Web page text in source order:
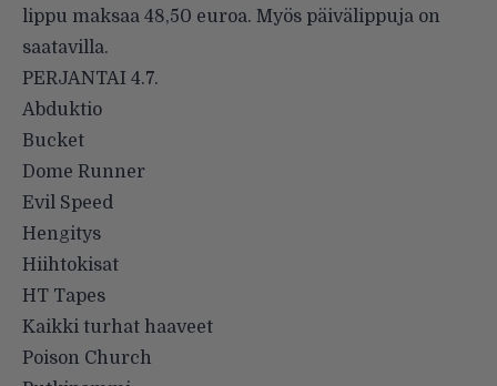
lippu maksaa 48,50 euroa. Myös päivälippuja on
saatavilla.
PERJANTAI 4.7.
Abduktio
Bucket
Dome Runner
Evil Speed
Hengitys
Hiihtokisat
HT Tapes
Kaikki turhat haaveet
Poison Church